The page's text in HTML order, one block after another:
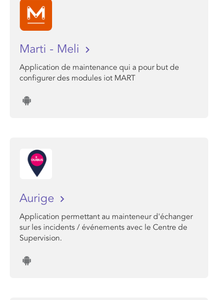
Marti - Meli
Application de maintenance qui a pour but de
configurer des modules iot MART
Aurige
Application permettant au mainteneur d'échanger
sur les incidents / événements avec le Centre de
Supervision.